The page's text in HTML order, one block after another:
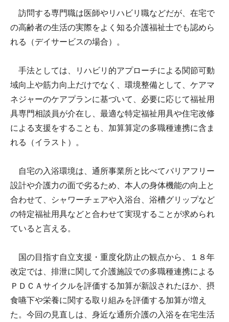
訪問する専門職は医師やリハビリ職などだが、在宅で
の高齢者の生活の実際をよく知る介護福祉士でも認めら
れる（デイサービスの場合）。
手法としては、リハビリ的アプローチによる関節可動
域向上や筋力向上だけでなく、環境整備として、ケアマ
ネジャーのケアプランに基づいて、必要に応じて福祉用
具専門相談員が介在し、最適な特定福祉用具や住宅改修
による支援をすることも、加算算定の多職種連携に含ま
れる（イラスト）。
自宅の入浴環境は、通所事業所と比べてバリアフリー
設計や介護力の面で劣るため、本人の身体機能の向上と
合わせて、シャワーチェアや入浴台、浴槽グリップなど
の特定福祉用具などと合わせて実現することが求められ
ていると言える。
国の目指す自立支援・重度化防止の観点から、１８年
改定では、排泄に関して介護施設での多職種連携による
ＰＤＣＡサイクルを評価する加算が新設されたほか、摂
食嚥下や栄養に関する取り組みを評価する加算が増え
た。今回の見直しは、身近な通所介護の入浴を在宅生活